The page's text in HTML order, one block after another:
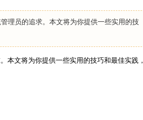
员的追求。本文将为你提供一些实用的技
文将为你提供一些实用的技巧和最佳实践，